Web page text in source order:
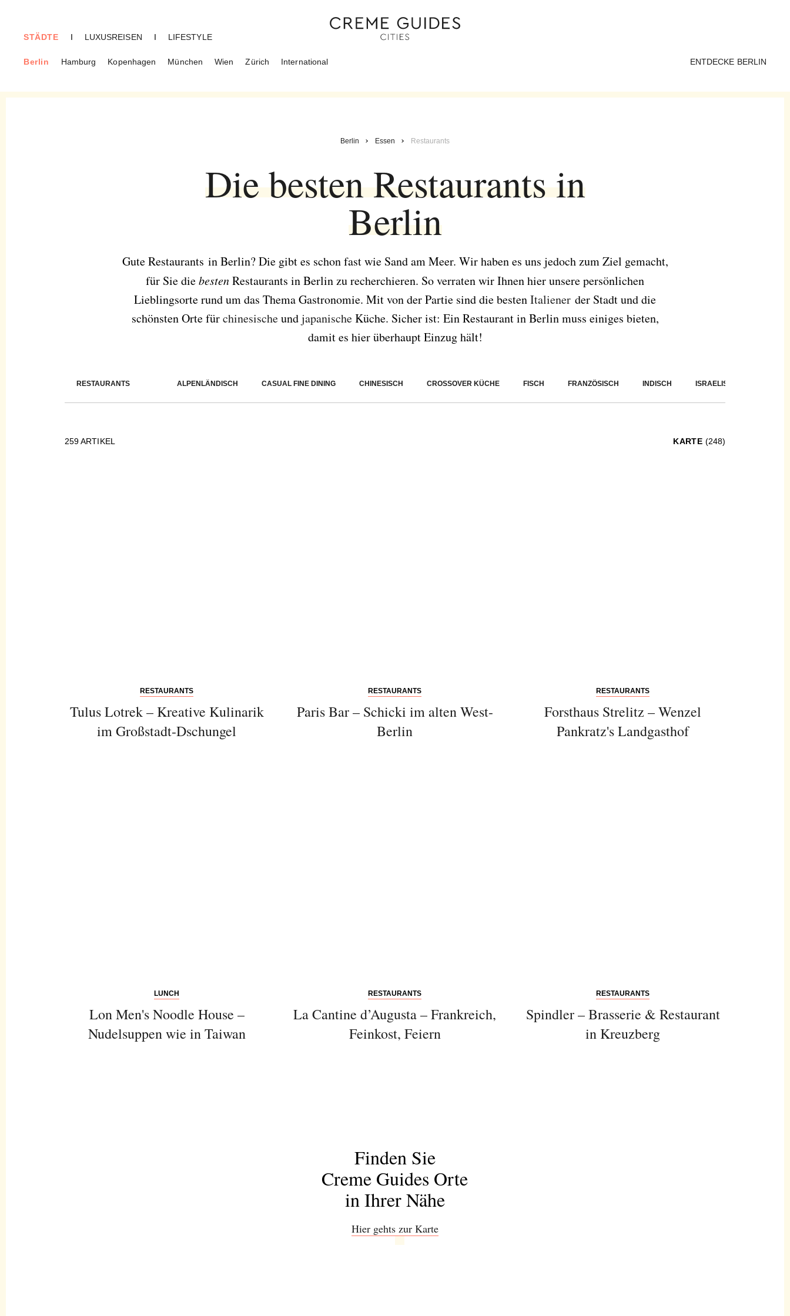
STÄDTE
Berlin Hamburg Kopenhagen München Wien Zürich International
I LUXUSREISEN I LIFESTYLE
ENTDECKE BERLIN
Berlin Essen Restaurants
Die besten Restaurants in
Berlin
Gute Restaurants in Berlin? Die gibt es schon fast wie Sand am Meer. Wir haben es uns jedoch zum Ziel gemacht,
für Sie diebestenRestaurants in Berlin zu recherchieren. So verraten wir Ihnen hier unsere persönlichen
Lieblingsorte rund um das Thema Gastronomie. Mit von der Partie sind die bestenItaliener der Stadt und die
schönsten Orte fürchinesischeundjapanischeKüche. Sicher ist: Ein Restaurant in Berlin muss einiges bieten,
damit es hier überhaupt Einzug hält!
RESTAURANTS ALPENLÄNDISCH CASUAL FINE DINING CHINESISCH CROSSOVER KÜCHE FISCH FRANZÖSISCH INDISCH ISRAELISCH
259ARTIKEL KARTE (248)
RESTAURANTS
Tulus Lotrek – Kreative Kulinarik
im Großstadt-Dschungel
RESTAURANTS
Paris Bar – Schicki im alten West-
Berlin
RESTAURANTS
Forsthaus Strelitz – Wenzel
Pankratz's Landgasthof
LUNCH
Lon Men's Noodle House –
Nudelsuppen wie in Taiwan
RESTAURANTS
La Cantine d’Augusta – Frankreich,
Feinkost, Feiern
RESTAURANTS
Spindler – Brasserie & Restaurant
in Kreuzberg
Finden Sie
Creme Guides Orte
in Ihrer Nähe
Hier gehts zur Karte
Abonnieren Sie
unseren Newsletter